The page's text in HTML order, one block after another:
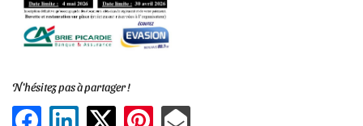
ACCUEIL
N'hésitez pas à partager !